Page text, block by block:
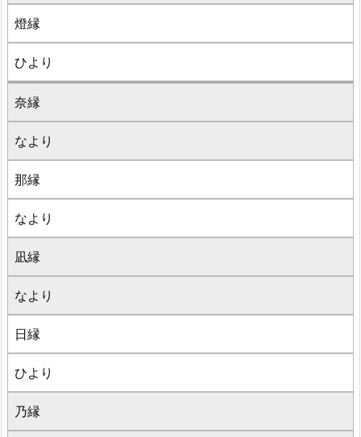
燈縁
ひより
奈縁
なより
那縁
なより
凪縁
なより
日縁
ひより
乃縁